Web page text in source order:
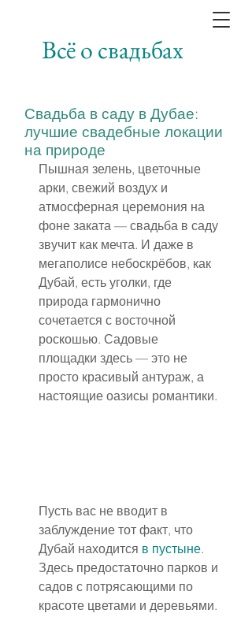
Всё о свадьбах
Свадьба в саду в Дубае:
лучшие свадебные локации
на природе
Пышная зелень, цветочные
арки, свежий воздух и
атмосферная церемония на
фоне заката — свадьба в саду
звучит как мечта. И даже в
мегаполисе небоскрёбов, как
Дубай, есть уголки, где
природа гармонично
сочетается с восточной
роскошью. Садовые
площадки здесь — это не
просто красивый антураж, а
настоящие оазисы романтики.
Пусть вас не вводит в
заблуждение тот факт, что
Дубай находится в пустыне.
Здесь предостаточно парков и
садов с потрясающими по
красоте цветами и деревьями.